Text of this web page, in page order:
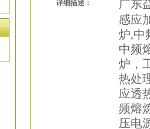
详细描述： 广东
感应
炉,中
中频
炉，
热处
应透
频熔
压电